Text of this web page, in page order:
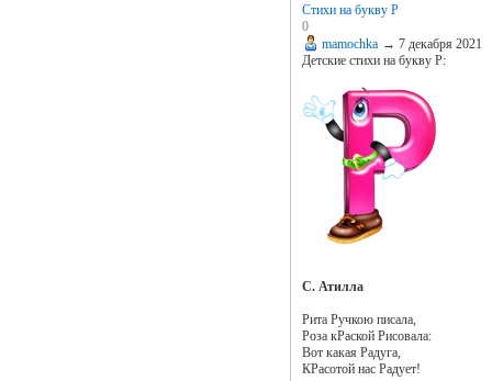
Стихи на букву Р
0
mamochka → 7 декабря 2021
Детские стихи на букву Р:
С. Атилла
Рита Ручкою писала,
Роза кРаской Рисовала:
Вот какая Радуга,
КРасотой нас Радует!